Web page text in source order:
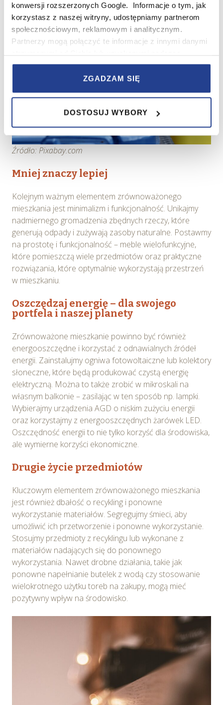
konwersji rozszerzonych Google. Informacje o tym, jak
korzystasz z naszej witryny, udostępniamy partnerom
społecznościowym, reklamowym i analitycznym.
Partnerzy mogą połączyć te informacje z innymi danymi
korzystania z ich usług.
zapewnienia prawidłowego działania Serwisu,
zapamiętania wybranych przez użytkownika ustawień i
wszelkich wyborów dokonywanych w Serwisie, poprawy
wydajności Serwisu, zbierania informacji o tym, w jaki
sposób użytkownicy korzystają z Serwisu, ulepszania
preferencji użytkowników, tworzenia statystyk
Informacje, w tym dane osobowe, pozyskane w związku
z wykorzystywaniem plików cookie w Serwisie,
przetwarzane są przez Spravia Sp. z o.o. jako
usługodawcę Serwisu w ww. celach oraz mogą być
również przetwarzane przez Partnerów Spravia Sp. z
o.o. W związku z powyższym użytkownik ma prawo do
dostępu do swoich danych osobowych, ich sprostowania,
sprzeciwu wobec przetwarzania, a także prawo do
wniesienia skargi do Prezesa Urzędu Ochrony Danych
wykorzystywanych w Serwisie oraz inne informacje
dotyczące prywatności związane z korzystaniem z
Serwisu dostępne są w Polityce prywatności – pliki
cookie.
Wybierając opcję „Zgadzam się” wyrażasz zgodę na
wykorzystywanie w Serwisie wszystkich plików
cookie przez Spravia Sp. z o.o. oraz jej Partnerów we
wskazanych powyżej celach.Wyrażenie zgody jest
dobrowolne. Możesz wycofać zgodę i dokonać zmiany
ustawień dotyczących plików cookie w każdej chwili za
pośrednictwem panelu „Ustawienia plików cookie”
Możesz również dostosować wybory dotyczące
plików cookie i udzielić zgody na wykorzystywanie
plików cookie w Serwisie tylko w wybranych przez
Ciebie celach poprzez wybranie opcji „Dostosuj
wybory”.
ZGADZAM SIĘ
DOSTOSUJ WYBORY
Źródło: Pixabay.com
Mniej znaczy lepiej
Kolejnym ważnym elementem zrównoważonego
mieszkania jest minimalizm i funkcjonalność. Unikajmy
nadmiernego gromadzenia zbędnych rzeczy, które
generują odpady i zużywają zasoby naturalne. Postawmy
na prostotę i funkcjonalność – meble wielofunkcyjne,
które pomieszczą wiele przedmiotów oraz praktyczne
rozwiązania, które optymalnie wykorzystają przestrzeń
w mieszkaniu.
Oszczędzaj energię – dla swojego
portfela i naszej planety
Zrównoważone mieszkanie powinno być również
energooszczędne i korzystać z odnawialnych źródeł
energii. Zainstalujmy ogniwa fotowoltaiczne lub kolektory
słoneczne, które będą produkować czystą energię
elektryczną. Można to także zrobić w mikroskali na
własnym balkonie – zasilając w ten sposób np. lampki.
Wybierajmy urządzenia AGD o niskim zużyciu energii
oraz korzystajmy z energooszczędnych żarówek LED.
Oszczędność energii to nie tylko korzyść dla środowiska,
ale wymierne korzyści ekonomiczne.
Drugie życie przedmiotów
Kluczowym elementem zrównoważonego mieszkania
jest również dbałość o recykling i ponowne
wykorzystanie materiałów. Segregujmy śmieci, aby
umożliwić ich przetworzenie i ponowne wykorzystanie.
Stosujmy przedmioty z recyklingu lub wykonane z
materiałów nadających się do ponownego
wykorzystania. Nawet drobne działania, takie jak
ponowne napełnianie butelek z wodą czy stosowanie
wielokrotnego użytku toreb na zakupy, mogą mieć
pozytywny wpływ na środowisko.